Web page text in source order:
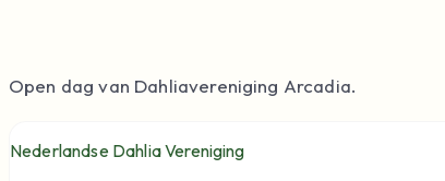
Open dag van Dahliavereniging Arcadia.
Nederlandse Dahlia Vereniging